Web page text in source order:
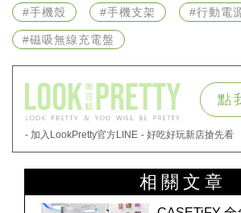
#手機殼 #手機支架 #行動電
#磁吸無線充電盤
- 加入LookPretty官方LINE - 好吃好玩新店搶先看
點
相關文章